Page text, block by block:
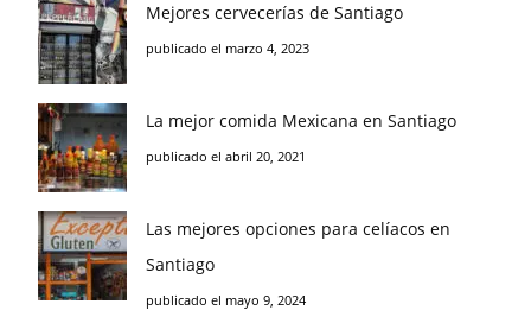
Mejores cervecerías de Santiago
publicado el marzo 4, 2023
La mejor comida Mexicana en Santiago
publicado el abril 20, 2021
Las mejores opciones para celíacos en
Santiago
publicado el mayo 9, 2024